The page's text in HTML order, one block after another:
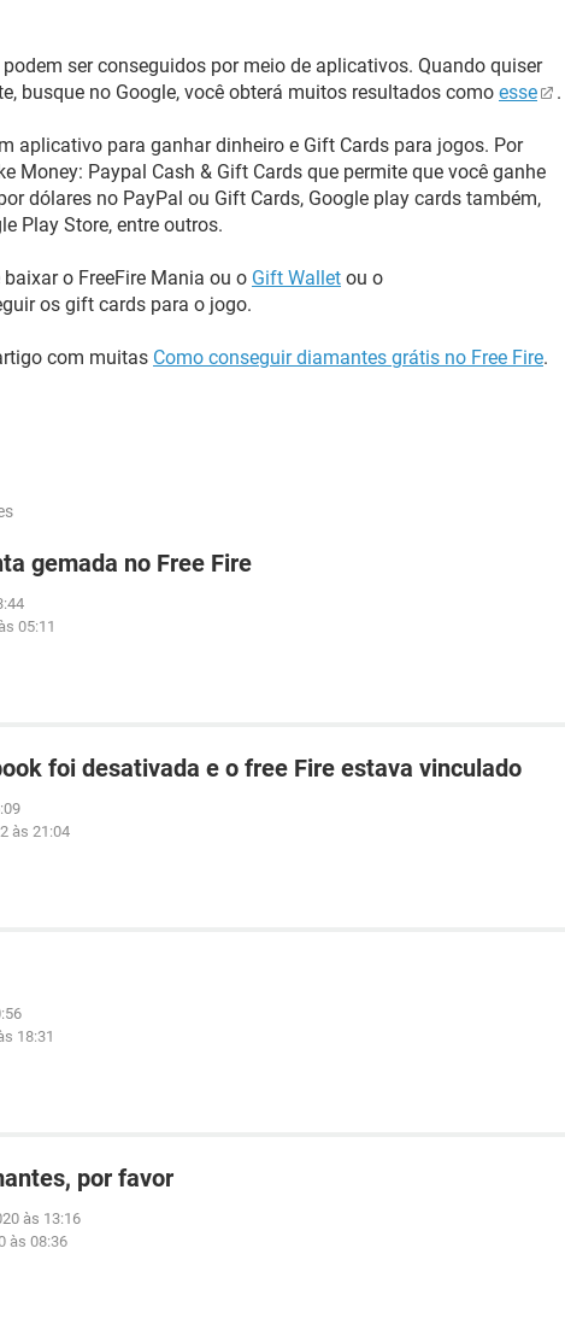
ser conseguidos por meio de aplicativos. Quando quiser
busque no Google, você obterá muitos resultados como esse .
aplicativo para ganhar dinheiro e Gift Cards para jogos. Por
Money: Paypal Cash & Gift Cards que permite que você ganhe
dólares no PayPal ou Gift Cards, Google play cards também,
Play Store, entre outros.
o FreeFire Mania ou o Gift Wallet ou o
os gift cards para o jogo.
com muitas Como conseguir diamantes grátis no Free Fire.
gemada no Free Fire
05:11
foi desativada e o free Fire estava vinculado
às 21:04
18:31
por favor
às 13:16
às 08:36